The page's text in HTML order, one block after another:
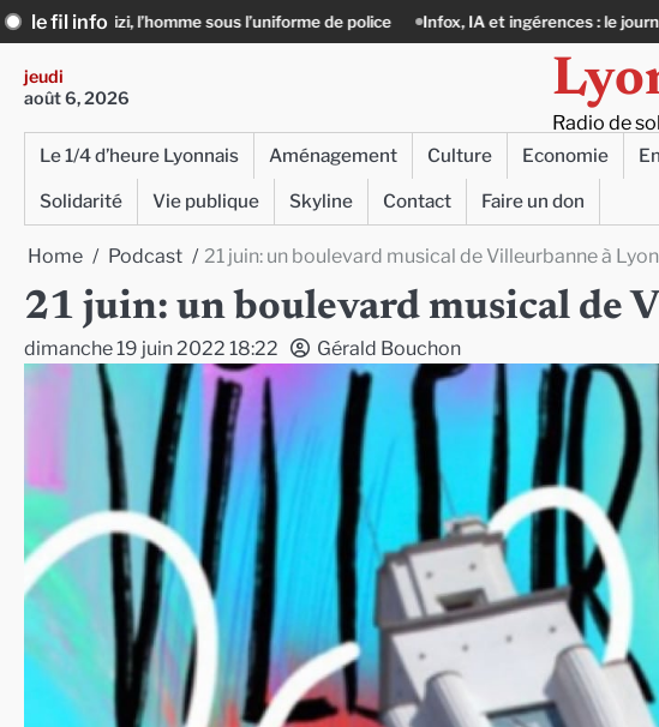
Skip
to
content
le fil info
l’uniforme de police Infox, IA et ingérences : le journalisme peut-il encore lutter ?
jeudi
août 6, 2026
Radio de
Le 1/4 d’heure Lyonnais Aménagement Culture Economie
Solidarité
Vie publique Skyline Contact Faire un don
Home Podcast 21 juin: un boulevard musical de Villeurbanne à Lyon
21 juin: un boulevard musical de
dimanche 19 juin 2022 18:22 Gérald Bouchon